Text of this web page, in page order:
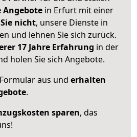
in Erfurt mit einer
nicht, unsere Dienste in
und lehnen Sie sich zurück.
17 Jahre Erfahrung in der
holen Sie sich Angebote.
aus und erhalten
.
sparen, das